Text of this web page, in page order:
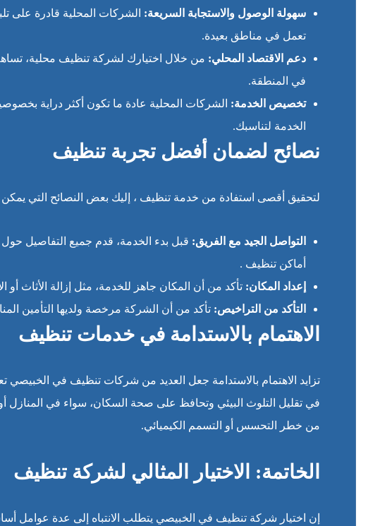
سهولة الوصول والاستجابة السريعة: الشركات المحلية قادرة على
تعمل في مناطق بعيدة.
دعم الاقتصاد المحلي: من خلال اختيارك لشركة تنظيف محلية،
في المنطقة.
تخصيص الخدمة: الشركات المحلية عادة ما تكون أكثر دراية
الخدمة لتناسبك.
نصائح لضمان أفضل تجربة تنظيف
لتحقيق أقصى استفادة من خدمة تنظيف ، إليك بعض النصائح التي
التواصل الجيد مع الفريق: قبل بدء الخدمة، قدم جميع التفاصيل حول
أماكن تنظيف .
إعداد المكان: تأكد من أن المكان جاهز للخدمة، مثل إزالة الأثاث
التأكد من التراخيص: تأكد من أن الشركة مرخصة ولديها التأمين
الاهتمام بالاستدامة في خدمات تنظيف
تزايد الاهتمام بالاستدامة جعل العديد من شركات تنظيف في الخبيصي
في تقليل التلوث البيئي وتحافظ على صحة السكان، سواء في المنازل
من خطر التحسس أو التسمم الكيميائي.
الخاتمة: الاختيار المثالي لشركة تنظيف
إن اختيار شركة تنظيف في الخبيصي يتطلب الانتباه إلى عدة